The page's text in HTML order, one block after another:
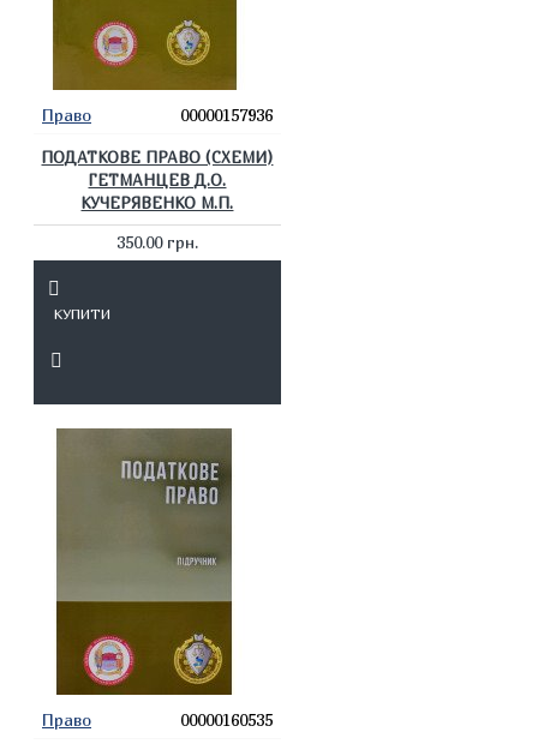
Право 00000157936
ПОДАТКОВЕ ПРАВО (СХЕМИ)
ГЕТМАНЦЕВ Д.О.
КУЧЕРЯВЕНКО М.П.
350.00 грн.
КУПИТИ
Право 00000160535